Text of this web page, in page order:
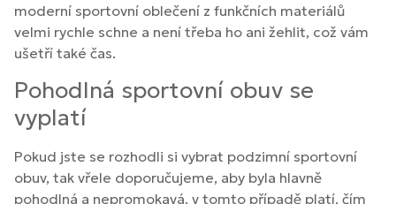
moderní sportovní oblečení z funkčních materiálů
velmi rychle schne a není třeba ho ani žehlit, což vám
ušetří také čas.
Pohodlná sportovní obuv se
vyplatí
Pokud jste se rozhodli si vybrat podzimní sportovní
obuv, tak vřele doporučujeme, aby byla hlavně
pohodlná a nepromokavá, v tomto případě platí, čím